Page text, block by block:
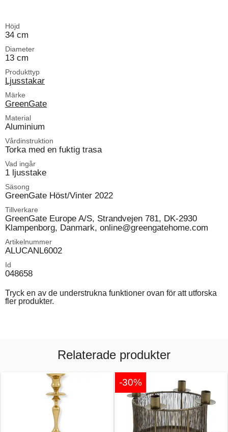
Höjd
34 cm
Diameter
13 cm
Produkttyp
Ljusstakar
Märke
GreenGate
Material
Aluminium
Vårdinstruktion
Torka med en fuktig trasa
Vad ingår
1 ljusstake
Säsong
GreenGate Höst/Vinter 2022
Tillverkare
GreenGate Europe A/S, Strandvejen 781, DK-2930
Klampenborg, Danmark, online@greengatehome.com
Artikelnummer
ALUCANL6002
Id
048658
Tryck en av de understrukna funktioner ovan för att utforska
fler produkter.
Relaterade produkter
-30%